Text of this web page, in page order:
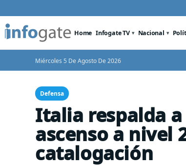
Home Infogate TV Nacional
Miércoles 5 De Agosto De 2026
Defensa
Italia respalda a
ascenso a nivel
catalogación